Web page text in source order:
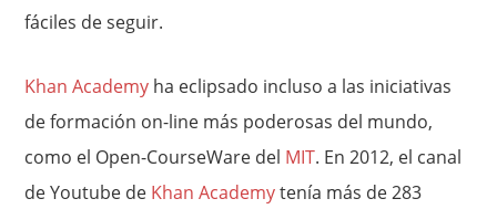
fáciles de seguir.
Khan Academy ha eclipsado incluso a las iniciativas
de formación on-line más poderosas del mundo,
como el Open-CourseWare del MIT. En 2012, el canal
de Youtube de Khan Academytenía más de 283